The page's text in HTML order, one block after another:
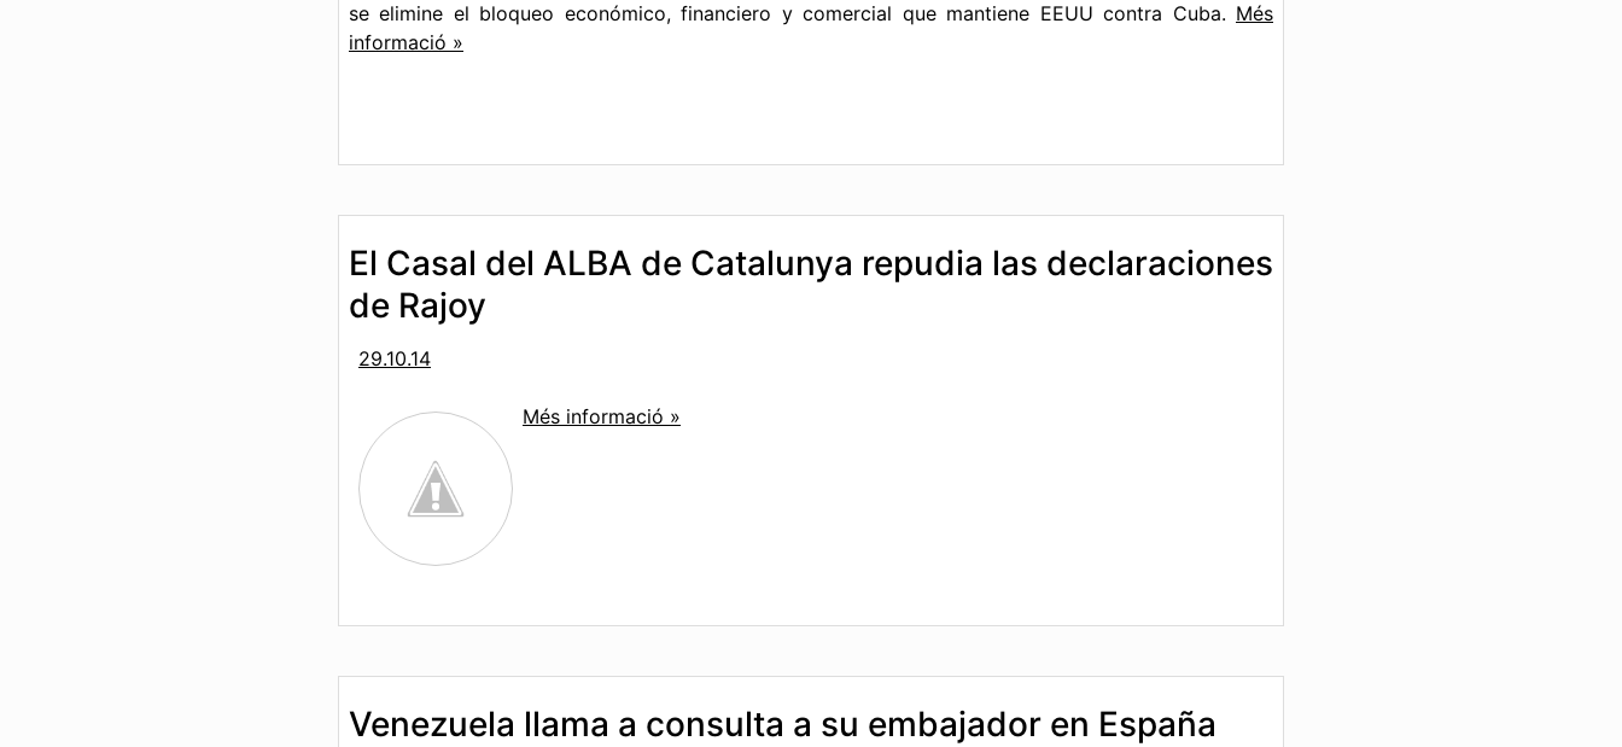
se elimine el bloqueo económico, financiero y comercial que mantiene EEUU contra Cuba. Més
informació »
El Casal del ALBA de Catalunya repudia las declaraciones
de Rajoy
29.10.14
Més informació »
Venezuela llama a consulta a su embajador en España